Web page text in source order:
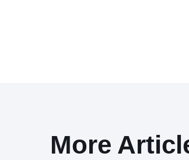
More